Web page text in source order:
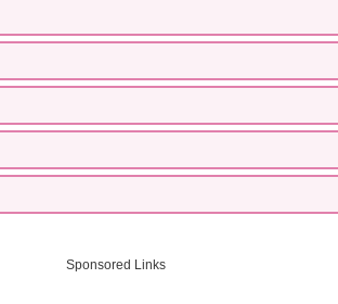
Sponsored Links